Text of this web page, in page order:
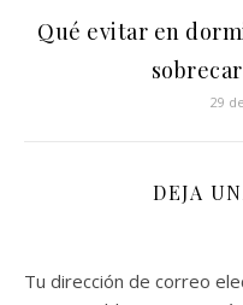
Qué evitar en
29
DEJA
Tu dirección de correo